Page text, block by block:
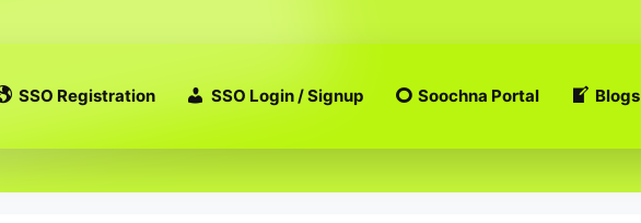
SSO Registration SSO Login / Signup Soochna Portal Blogs